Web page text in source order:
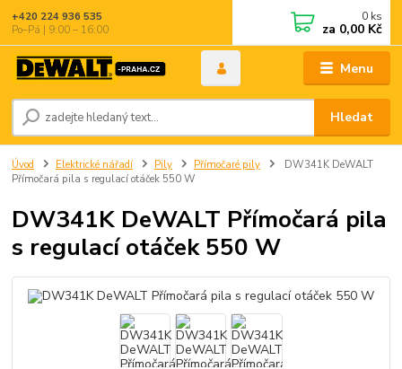
Menu
Hledat
+420 224 936 535
Po–Pá | 9:00 – 16:00
0 ks
za 0,00 Kč
Úvod Elektrické nářadí Pily Přímočaré pily
DW341K DeWALT
Přímočará pila s regulací otáček 550 W
DW341K DeWALT Přímočará pila
s regulací otáček 550 W